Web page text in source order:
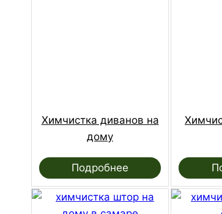
Химчистка диванов на
дому
Подробнее